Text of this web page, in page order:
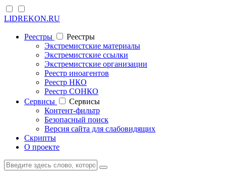
LIDREKON.RU
Реестры
Реестры
Экстремистские материалы
Экстремистские ссылки
Экстремистские организации
Реестр иноагентов
Реестр НКО
Реестр СОНКО
Cервисы
Cервисы
Контент-фильтр
Безопасный поиск
Версия сайта для слабовидящих
Скрипты
О проекте